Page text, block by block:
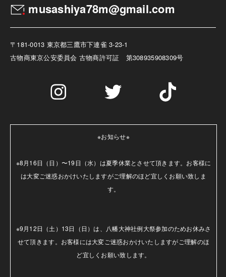
musashiya78m@gmail.com
〒181-0013 東京都三鷹市下連雀 3-23-1
古物商東京公安委員会 古物商許可証 第308935908309号
※お知らせ※
※8月16日（日）〜19日（水）は夏季休業とさせて頂きます。お客様に
は大変ご迷惑おかけいたしますがご理解のほど宜しくお願い致しま
す。
※9月12日（土）13日（日）は、八幡大神社例大祭参加のためお休みさ
せて頂きます。お客様には大変ご迷惑おかけいたしますがご理解のほ
ど宜しくお願い致します。